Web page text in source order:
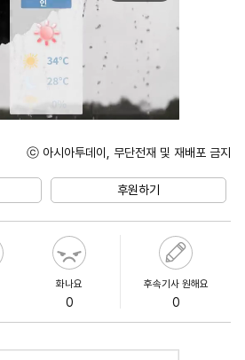
ⓒ 아시아투데이, 무단전재 및 재배포 금지
후원하기
화나요
0
후속기사 원해요
0